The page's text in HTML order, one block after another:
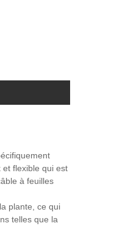
flexible qui est
à feuilles
plante, ce qui
telles que la